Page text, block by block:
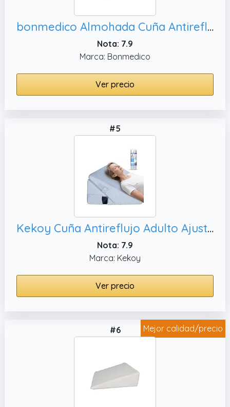
bonmedico Almohada Cuña Antireflujo Adulto – Cojín Triangular Ortopédico de Espuma Viscoelástica – Respaldo Ergonómico para Dormir, Leer o Descansar en Cama y Sofá Blanco
Nota: 7.9
Marca: Bonmedico
Ver precio
#5
Kekoy Cuña Antireflujo Adulto Ajustable | Ideal para Apnea del Sueño, Funda Lavable y Asidero - Gris
Nota: 7.9
Marca: Kekoy
Ver precio
Mejor calidad/precio
#6